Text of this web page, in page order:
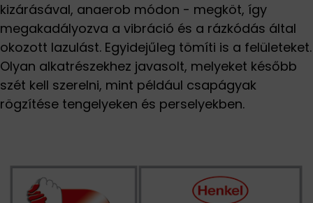
kizárásával, anaerob módon - megköt, így
megakadályozva a vibráció és a rázkódás által
okozott lazulást. Egyidejűleg tömíti is a felületeket.
Olyan alkatrészekhez javasolt, melyeket később
szét kell szerelni, mint például csapágyak
rögzítése tengelyeken és perselyekben.